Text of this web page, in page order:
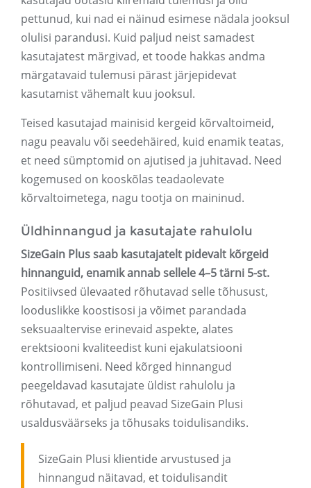
pettunud, kui nad ei näinud esimese nädala jooksul
olulisi parandusi. Kuid paljud neist samadest
kasutajatest märgivad, et toode hakkas andma
märgatavaid tulemusi pärast järjepidevat
kasutamist vähemalt kuu jooksul.
Teised kasutajad mainisid kergeid kõrvaltoimeid,
nagu peavalu või seedehäired, kuid enamik teatas,
et need sümptomid on ajutised ja juhitavad. Need
kogemused on kooskõlas teadaolevate
kõrvaltoimetega, nagu tootja on maininud.
Üldhinnangud ja kasutajate rahulolu
SizeGain Plus saab kasutajatelt pidevalt kõrgeid
hinnanguid, enamik annab sellele 4–5 tärni 5-st.
Positiivsed ülevaated rõhutavad selle tõhusust,
looduslikke koostisosi ja võimet parandada
seksuaaltervise erinevaid aspekte, alates
erektsiooni kvaliteedist kuni ejakulatsiooni
kontrollimiseni. Need kõrged hinnangud
peegeldavad kasutajate üldist rahulolu ja
rõhutavad, et paljud peavad SizeGain Plusi
usaldusväärseks ja tõhusaks toidulisandiks.
SizeGain Plusi klientide arvustused ja
hinnangud näitavad, et toidulisandit